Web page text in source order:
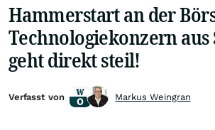
Hammerstart an der
Technologiekonzern aus
geht direkt steil!
Verfasst von Markus Weingran